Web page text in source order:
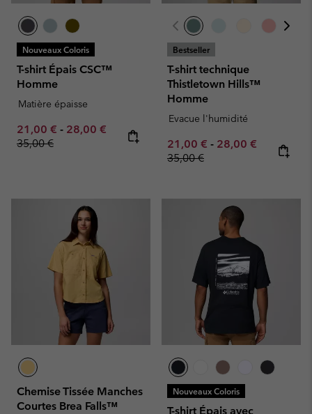
Nouveaux Coloris
T-shirt Épais CSC™
Homme
Matière épaisse
Minimum sale price:
21,00 € - Maximum sale price:
28,00 € Regular price:
35,00 €
Bestseller
T-shirt technique
Thistletown Hills™
Homme
Evacue l'humidité
Minimum sale price:
21,00 € - Maximum sale
28,00 € Regular
35,00 €
Chemise Tissée Manches
Courtes Brea Falls™
Nouveaux Coloris
T-shirt Épais avec